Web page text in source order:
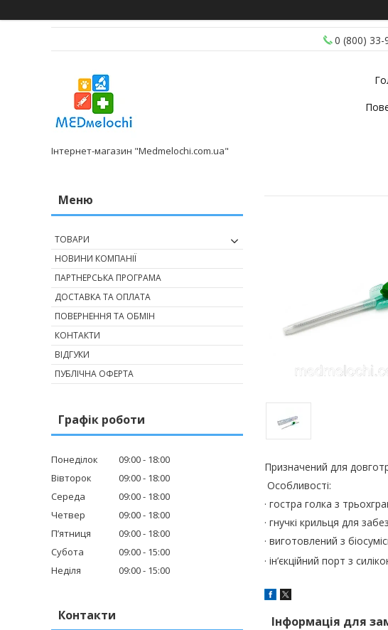
0 (800) 33-
Інтернет-магазин "Medmelochi.com.ua"
Призначений для
Особливості:
· гостра голка з
· гнучкі крильця для
· виготовлений з біосум
· ін’єкційний порт з
Інформація для
ТОВАРИ
НОВИНИ КОМПАНІЇ
ПАРТНЕРСЬКА ПРОГРАМА
ДОСТАВКА ТА ОПЛАТА
ПОВЕРНЕННЯ ТА ОБМІН
КОНТАКТИ
ВІДГУКИ
ПУБЛІЧНА ОФЕРТА
Графік роботи
Понеділок 09:00
18:00
Вівторок
09:00
18:00
Середа
09:00
18:00
Четвер
09:00
18:00
Пʼятниця
09:00
18:00
Субота
09:00
15:00
Неділя
09:00 15:00
Контакти